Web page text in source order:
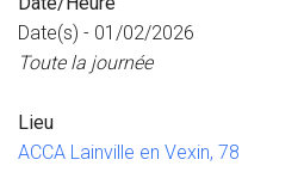
Date(s) - 01/02/2026
Toute la journée
Lieu
ACCA Lainville en Vexin, 78